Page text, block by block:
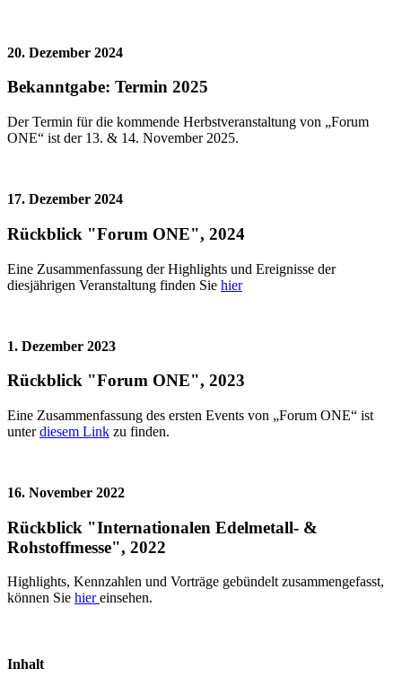
20. Dezember 2024
Bekanntgabe: Termin 2025
Der Termin für die kommende Herbstveranstaltung von „Forum
ONE“ ist der 13. & 14. November 2025.
17. Dezember 2024
Rückblick "Forum ONE", 2024
Eine Zusammenfassung der Highlights und Ereignisse der
diesjährigen Veranstaltung finden Sie hier
1. Dezember 2023
Rückblick "Forum ONE", 2023
Eine Zusammenfassung des ersten Events von „Forum ONE“ ist
unterdiesem Link zu finden.
16. November 2022
Rückblick "Internationalen Edelmetall- &
Rohstoffmesse", 2022
Highlights, Kennzahlen und Vorträge gebündelt zusammengefasst,
können Sie hiereinsehen.
Inhalt